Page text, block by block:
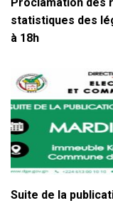
statistiques des
à 18h
Suite de la